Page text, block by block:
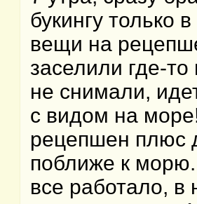
букингу только
вещи на
заселили где-
не снимали,
с видом на
рецепшен плюс
поближе к
все работало, в